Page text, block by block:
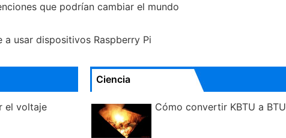
que podrían cambiar el mundo
usar dispositivos Raspberry Pi
el voltaje
Ciencia
Cómo convertir KBTU a BTU